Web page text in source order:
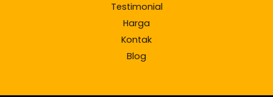
Testimonial
Harga
Kontak
Blog